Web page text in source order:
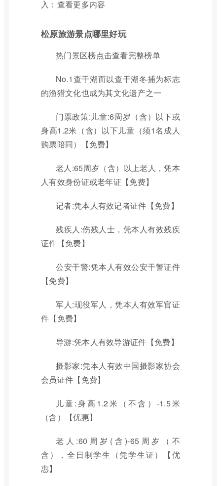
入：查看更多内容
松原旅游景点哪里好玩
热门景区榜点击查看完整榜单
No.1查干湖而以查干湖冬捕为标志
的渔猎文化也成为其文化遗产之一
门票政策:儿童:6周岁（含）以下或
身高1.2米（含）以下儿童（须1名成人
购票陪同）【免费】
老人:65周岁（含）以上老人，凭本
人有效身份证或老年证【免费】
记者:凭本人有效记者证件【免费】
残疾人:伤残人士，凭本人有效残疾
证件【免费】
公安干警:凭本人有效公安干警证件
【免费】
军人:现役军人，凭本人有效军官证
件【免费】
导游:凭本人有效导游证件【免费】
摄影家:凭本人有效中国摄影家协会
会员证件【免费】
儿童:身高1.2米（不含）-1.5米
（含）【优惠】
老人:60周岁(含)-65周岁（不
含），全日制学生（凭学生证）【优
惠】